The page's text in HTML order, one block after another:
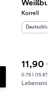
Warenkorb
Korrell
Deutschland
11,90 €
0.75 l (15.87 €